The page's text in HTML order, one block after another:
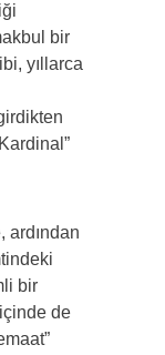
bir
yıllarca
ardından
bir
de